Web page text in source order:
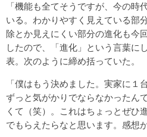
「機能も全てそうですが、今の時
いる。わかりやすく見えている部
除とか見えにくい部分の進化も今
したので、「進化」という言葉に
表。次のように締め括っていた。
「僕はもう決めました。実家に１
ずっと気がかりでならなかったん
くて（笑）。これはちょっとぜひ
でもらえたらなと思います。感想